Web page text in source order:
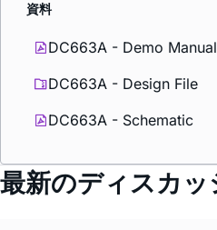
資料
DC663A - Demo Manual
DC663A - Design File
DC663A - Schematic
最新のディスカッ